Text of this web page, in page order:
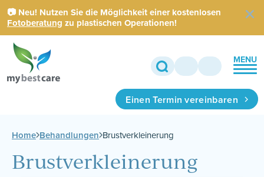
📷 Neu! Nutzen Sie die Möglichkeit einer kostenlosen
Fotoberatung zu plastischen Operationen!
Einen Termin vereinbaren
MENU
Home Behandlungen Brustverkleinerung
Brustverkleinerung